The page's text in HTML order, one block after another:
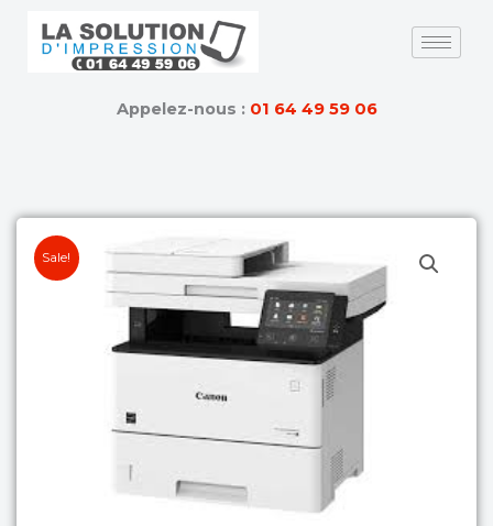
Appelez-nous : 01 64 49 59 06
Sale!